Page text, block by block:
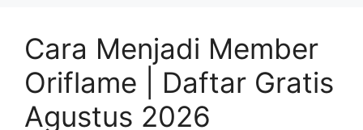
Cara Menjadi Member
Oriflame | Daftar Gratis
Agustus 2026